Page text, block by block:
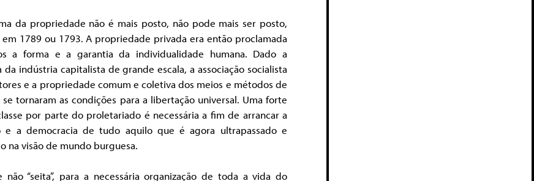
da propriedade não é mais posto, não pode mais ser posto,
1789 ou 1793. A propriedade privada era então proclamada
a forma e a garantia da individualidade humana. Dado a
da indústria capitalista de grande escala, a associação socialista
e a propriedade comum e coletiva dos meios e métodos de
tornaram as condições para a libertação universal. Uma forte
por parte do proletariado é necessária a fim de arrancar a
e a democracia de tudo aquilo que é agora ultrapassado e
na visão de mundo burguesa.
não “seita”, para a necessária organização de toda a vida do